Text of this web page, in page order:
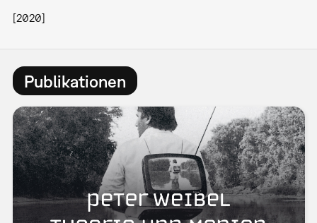
[2020]
Publikationen